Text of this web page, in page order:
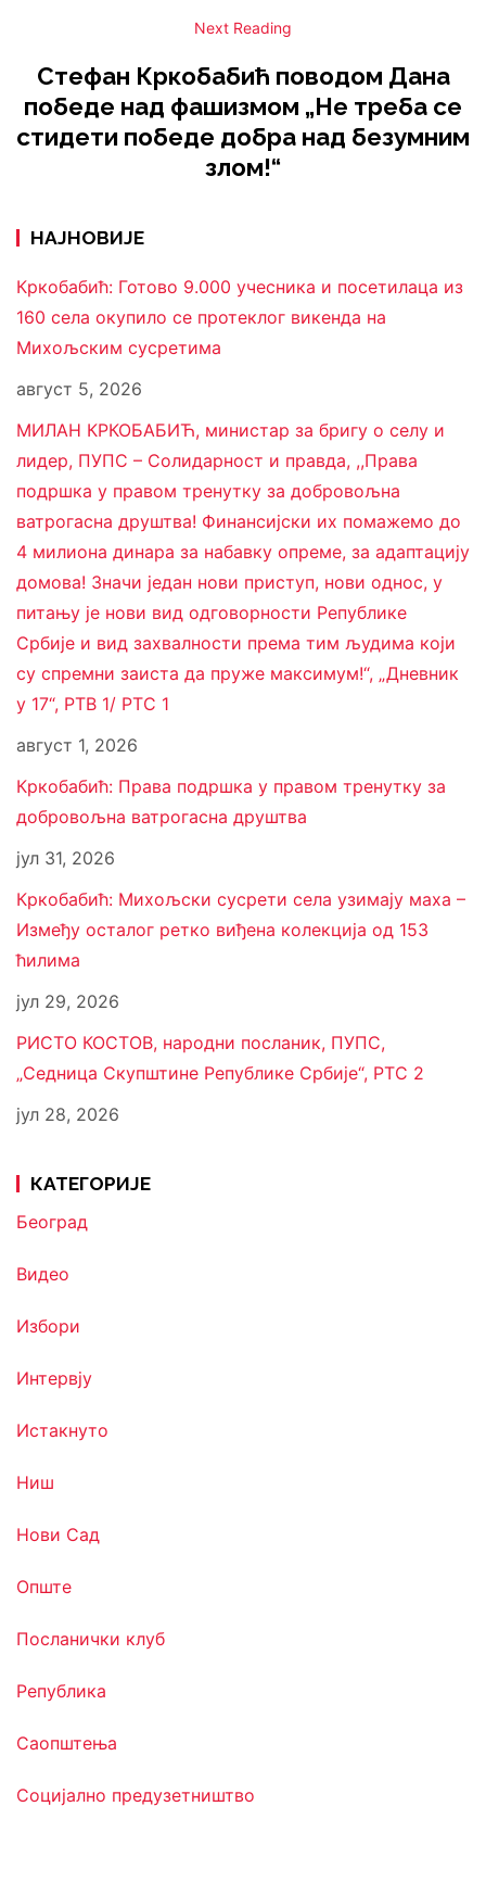
Next Reading
Стефан Кркобабић поводом Дана
победе над фашизмом „Не треба се
стидети победе добра над безумним
злом!“
НАЈНОВИЈЕ
Кркобабић: Готово 9.000 учесника и посетилаца из
160 села окупило се протеклог викенда на
Михољским сусретима
август 5, 2026
МИЛАН КРКОБАБИЋ, министар за бригу о селу и
лидер, ПУПС – Солидарност и правда, ,,Права
подршка у правом тренутку за добровољна
ватрогасна друштва! Финансијски их помажемо до
4 милиона динара за набавку опреме, за адаптацију
домова! Значи један нови приступ, нови однос, у
питању је нови вид одговорности Републике
Србије и вид захвалности према тим људима који
су спремни заиста да пруже максимум!“, „Дневник
у 17“, РТВ 1/ РТС 1
август 1, 2026
Кркобабић: Права подршка у правом тренутку за
добровољна ватрогасна друштва
јул 31, 2026
Кркобабић: Михољски сусрети села узимају маха –
Између осталог ретко виђена колекција од 153
ћилима
јул 29, 2026
РИСТО КОСТОВ, народни посланик, ПУПС,
„Седница Скупштине Републике Србије“, РТС 2
јул 28, 2026
КАТЕГОРИЈЕ
Београд
Видео
Избори
Интервју
Истакнуто
Ниш
Нови Сад
Опште
Посланички клуб
Република
Саопштења
Социјално предузетништво